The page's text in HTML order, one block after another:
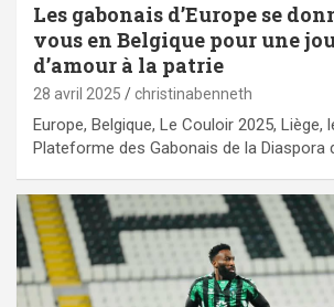
Les gabonais d’Europe se
vous en Belgique pour une
d’amour à la patrie
28 avril 2025 christinabenneth
Europe, Belgique, Le Couloir 2025, Liège,
Plateforme des Gabonais de la Diaspora